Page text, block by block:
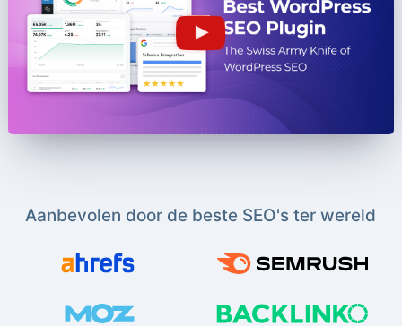
Aanbevolen door de beste SEO's ter wereld